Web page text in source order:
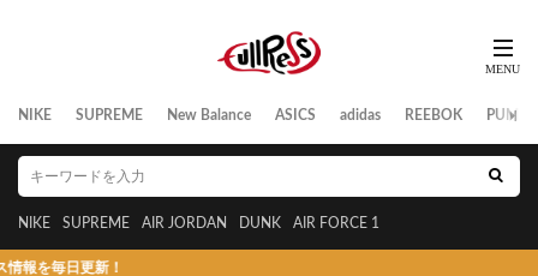
NIKE SUPREME New Balance ASICS adidas REEBOK PUMA
NIKE SUPREME AIR JORDAN DUNK AIR FORCE 1
更新！